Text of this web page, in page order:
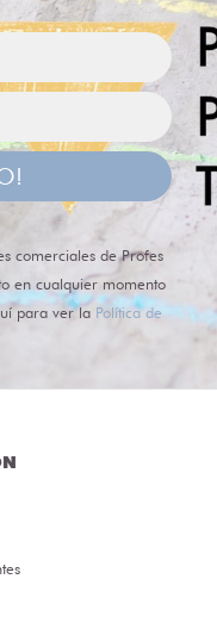
comerciales de Profes
en cualquier momento
para ver la Política de